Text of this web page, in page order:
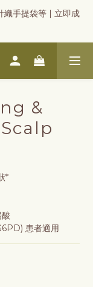
織手提袋等 | 立即成
&
*
患者適用